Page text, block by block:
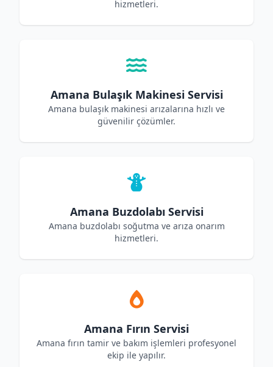
hizmetleri.
Amana Bulaşık Makinesi Servisi
Amana bulaşık makinesi arızalarına hızlı ve
güvenilir çözümler.
Amana Buzdolabı Servisi
Amana buzdolabı soğutma ve arıza onarım
hizmetleri.
Amana Fırın Servisi
Amana fırın tamir ve bakım işlemleri profesyonel
ekip ile yapılır.